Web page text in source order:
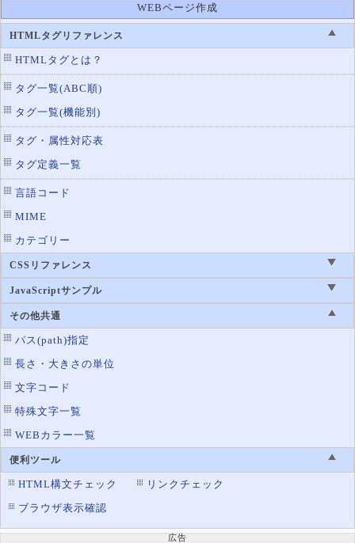
WEBページ作成
HTMLタグリファレンス
HTMLタグとは？
タグ一覧(ABC順)
タグ一覧(機能別)
タグ・属性対応表
タグ定義一覧
言語コード
MIME
カテゴリー
CSSリファレンス
JavaScriptサンプル
その他共通
パス(path)指定
長さ・大きさの単位
文字コード
特殊文字一覧
WEBカラー一覧
便利ツール
HTML構文チェック
リンクチェック
ブラウザ表示確認
広告